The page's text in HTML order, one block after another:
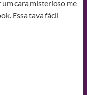
um cara misterioso me
Essa tava fácil